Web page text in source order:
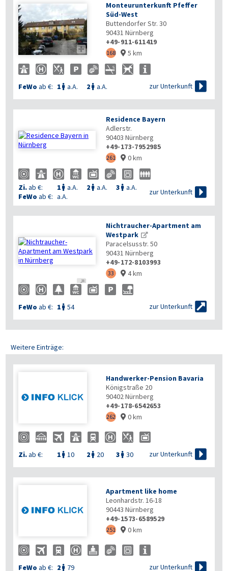

Monteurunterkunft Pfeffer
Süd-West
Buttendorfer Str. 30
90431 Nürnberg
+49-911-611419
168  5 km
FeWo ab €: 1  a.A. 2  a.A. zur Unterkunft 
Residence Bayern
Adlerstr.
90403 Nürnberg
+49-173-7952985
261  0 km
Zi.ab €: 1  a.A. 2  a.A. 3  a.A.
FeWo ab €: a.A.
zur Unterkunft 

Nichtraucher-Apartment am
Westpark
Paracelsusstr. 50
90431 Nürnberg
+49-172-8103993
33  4 km
FeWo ab €: 1  54 zur Unterkunft 
Weitere Einträge:
Handwerker-Pension Bavaria
Königstraße 20
90402Nürnberg
+49-178-6542653
262  0 km
Zi.ab €: 1  10 2  20 3  30 zur Unterkunft 
Apartment like home
Leonhardstr. 16-18
90443 Nürnberg
+49-1573-6589529
251  0 km
FeWo ab €: 2  79 zur Unterkunft 